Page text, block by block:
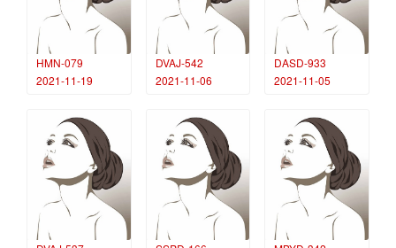
HMN-079
2021-11-19
DVAJ-542
2021-11-06
DASD-933
2021-11-05